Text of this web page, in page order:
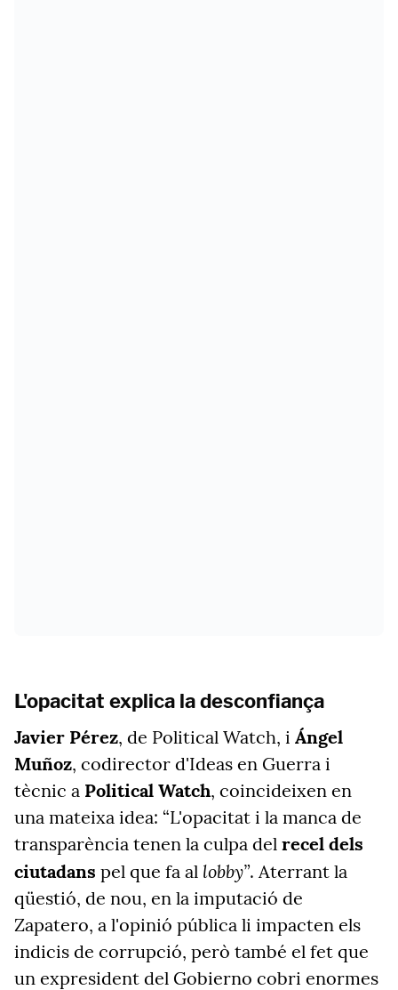
L'opacitat explica la desconfiança
Javier Pérez, de Political Watch, i Ángel
Muñoz, codirector d'Ideas en Guerra i
tècnic a Political Watch, coincideixen en
una mateixa idea: “L'opacitat i la manca de
transparència tenen la culpa del recel dels
ciutadans pel que fa al lobby”. Aterrant la
qüestió, de nou, en la imputació de
Zapatero, a l'opinió pública li impacten els
indicis de corrupció, però també el fet que
un expresident del Gobierno cobri enormes